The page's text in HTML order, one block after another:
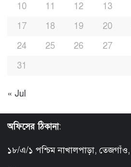
10
11 12 13
17
18 19 20
24
25 26 27
31
« Jul
অফিসের ঠিকানা:
১৮/এ/১ পশ্চিম নাখালপাড়া,